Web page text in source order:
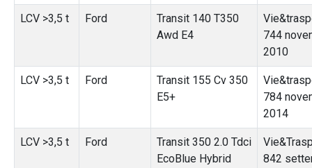
LCV >3,5 t Ford
Transit 140 T350
Awd E4
744
2010
LCV >3,5 t Ford
Transit 155 Cv 350
E5+
784
2014
LCV >3,5 t Ford
Transit 350 2.0 Tdci
EcoBlue Hybrid
842